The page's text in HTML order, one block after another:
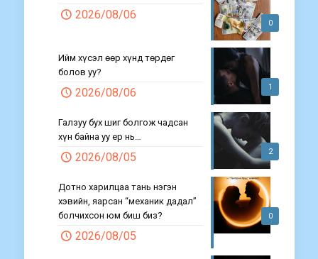
0
2026/08/06
1
Ийм хүсэл өөр хүнд төрдөг
болов уу?
2026/08/06
2
Галзуу бух шиг болгож чадсан
хүн байна уу ер нь…
2026/08/05
0
Дотно харилцаа тань нэгэн
хэвийн, яарсан “механик дадал”
болчихсон юм биш биз?
2026/08/05